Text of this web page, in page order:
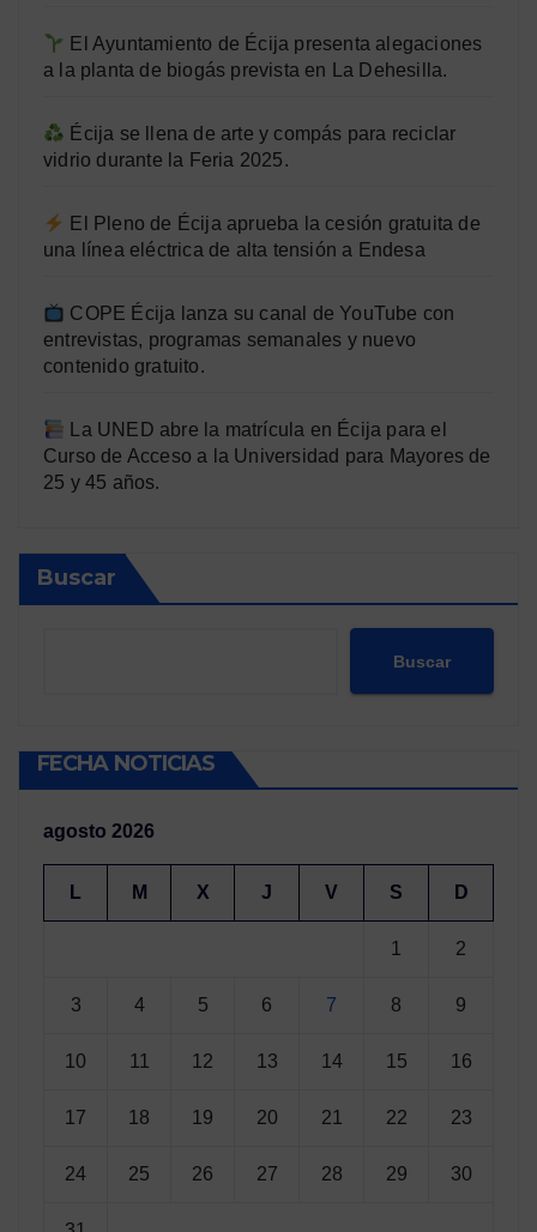
El Ayuntamiento de Écija presenta alegaciones
a la planta de biogás prevista en La Dehesilla.
Écija se llena de arte y compás para reciclar
vidrio durante la Feria 2025.
El Pleno de Écija aprueba la cesión gratuita de
una línea eléctrica de alta tensión a Endesa
COPE Écija lanza su canal de YouTube con
entrevistas, programas semanales y nuevo
contenido gratuito.
La UNED abre la matrícula en Écija para el
Curso de Acceso a la Universidad para Mayores de
25 y 45 años.
Buscar
Buscar
FECHA NOTICIAS
agosto 2026
L M X J V S D
1 2
3 4 5 6 7 8 9
10 11 12 13 14 15 16
17 18 19 20 21 22 23
24 25 26 27 28 29 30